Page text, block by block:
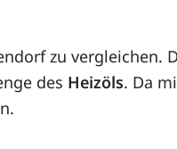
zu vergleichen.
des Heizöls. Da